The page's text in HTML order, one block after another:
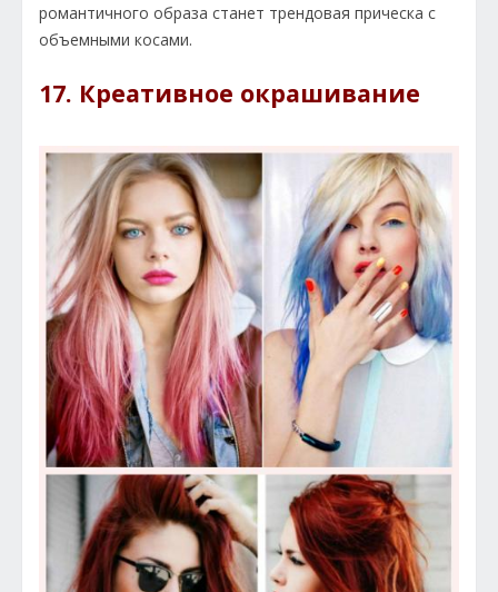
романтичного образа станет трендовая прическа с
объемными косами.
17. Креативное окрашивание